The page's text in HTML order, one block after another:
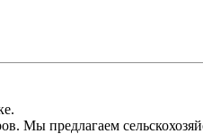
предлагаем